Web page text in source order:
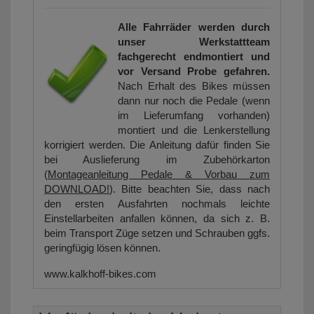
Alle Fahrräder werden durch
unser Werkstattteam
fachgerecht endmontiert und
vor Versand Probe gefahren.
Nach Erhalt des Bikes müssen
dann nur noch die Pedale (wenn
im Lieferumfang vorhanden)
montiert und die Lenkerstellung
korrigiert werden. Die Anleitung dafür finden Sie
bei Auslieferung im Zubehörkarton
(Montageanleitung Pedale & Vorbau zum
DOWNLOAD!). Bitte beachten Sie, dass nach
den ersten Ausfahrten nochmals leichte
Einstellarbeiten anfallen können, da sich z. B.
beim Transport Züge setzen und Schrauben ggfs.
geringfügig lösen können.
www.kalkhoff-bikes.com